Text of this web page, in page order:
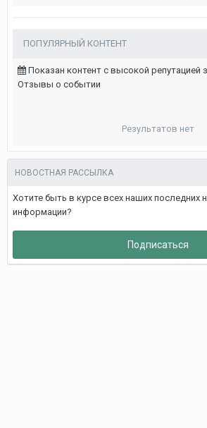
ПОПУЛЯРНЫЙ КОНТЕНТ
Показан контент с высокой репутацией
Отзывы о событии
Результатов нет
НОВОСТНАЯ РАССЫЛКА
Хотите быть в курсе всех наших последних
информации?
Подписаться